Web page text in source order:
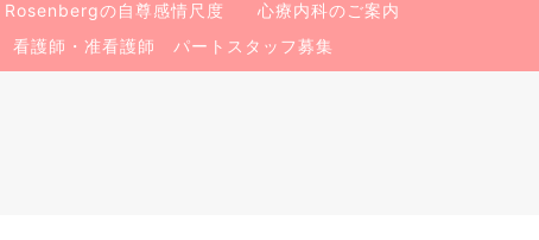
Rosenbergの自尊感情尺度
心療内科のご案内
看護師・准看護師 パートスタッフ募集